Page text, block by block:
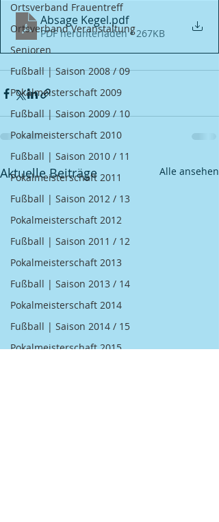
Ortsverband Frauentreff
Ortsverband Veranstaltung
Senioren
Fußball | Saison 2008 / 09
Pokalmeisterschaft 2009
Fußball | Saison 2009 / 10
Pokalmeisterschaft 2010
Fußball | Saison 2010 / 11
Pokalmeisterschaft 2011
Fußball | Saison 2012 / 13
Pokalmeisterschaft 2012
Fußball | Saison 2011 / 12
Pokalmeisterschaft 2013
Fußball | Saison 2013 / 14
Pokalmeisterschaft 2014
Fußball | Saison 2014 / 15
Pokalmeisterschaft 2015
Absage Kegel.pdf
PDF herunterladen • 267KB
Aktuelle Beiträge Alle ansehen